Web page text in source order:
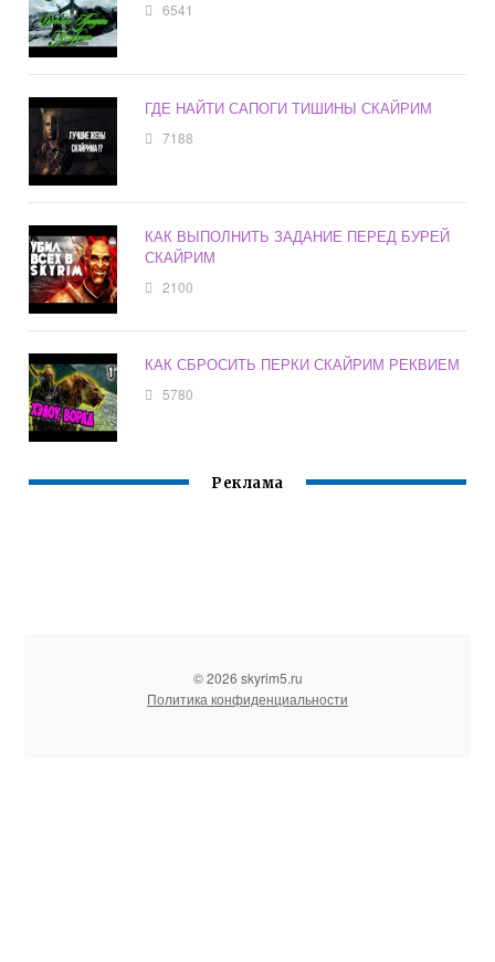
6541
ГДЕ НАЙТИ САПОГИ ТИШИНЫ СКАЙРИМ
7188
КАК ВЫПОЛНИТЬ ЗАДАНИЕ ПЕРЕД БУРЕЙ
СКАЙРИМ
2100
КАК СБРОСИТЬ ПЕРКИ СКАЙРИМ РЕКВИЕМ
5780
Реклама
© 2026 skyrim5.ru
Политика конфиденциальности